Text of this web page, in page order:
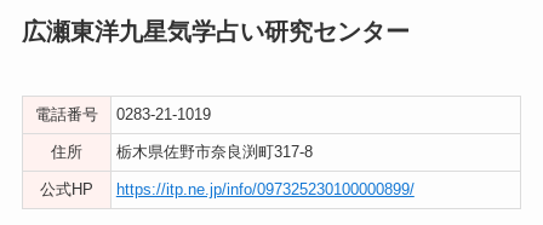
広瀬東洋九星気学占い研究センター
電話番号 0283-21-1019
住所 栃木県佐野市奈良渕町317-8
公式HP https://itp.ne.jp/info/097325230100000899/